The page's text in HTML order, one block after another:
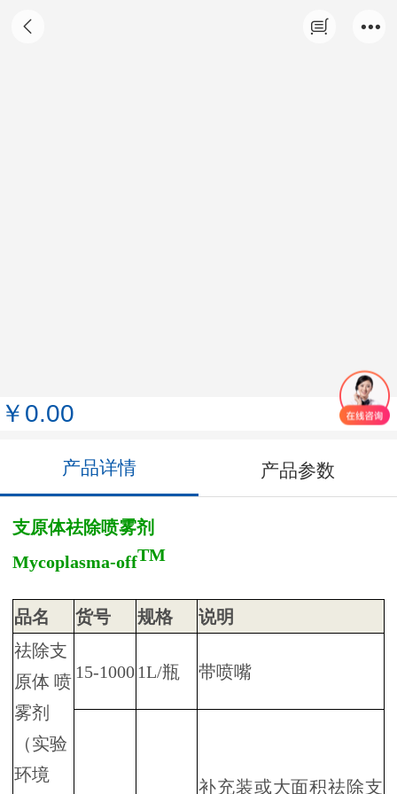
￥0.00
产品详情 产品参数
支原体祛除喷雾剂
Mycoplasma-offTM
品名 货号 规格
说明
祛除支
原体 喷
雾剂
（实验
环境
15-1000 1L/瓶 带喷嘴
补充装或大面积祛除支